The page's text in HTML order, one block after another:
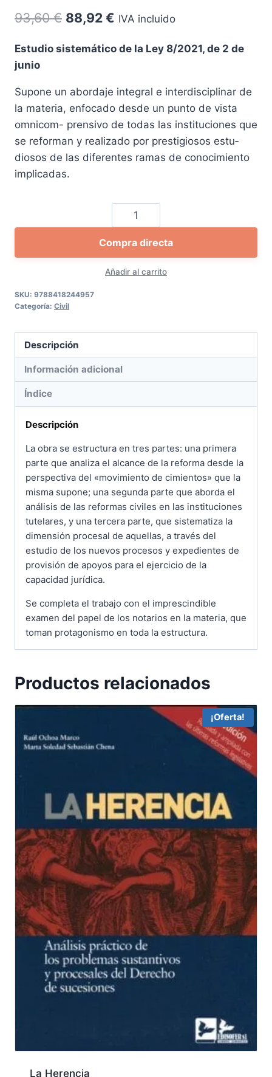
93,60€ El
original
93,60 €.
88,92€ El
actual
88,92 €.
IVA incluido
Estudio sistemático de la Ley 8/2021, de 2 de
junio
Supone un abordaje integral e interdisciplinar de
la materia, enfocado desde un punto de vista
omnicom- prensivo de todas las instituciones que
se reforman y realizado por prestigiosos estu­
diosos de las diferentes ramas de conocimiento
implicadas.
La
reforma
civil
y
procesal
cantidad
Añadir al carrito
Compra directa
SKU: 9788418244957
Categoría: Civil
Descripción
Información adicional
Índice
Descripción
La obra se estructura en tres partes: una primera
parte que analiza el alcance de la reforma desde la
perspectiva del «movimiento de cimientos» que la
misma supone; una segunda parte que aborda el
análisis de las reformas civiles en las instituciones
tutelares, y una tercera parte, que sistematiza la
dimensión procesal de aquellas, a través del
estudio de los nuevos procesos y expedientes de
provisión de apoyos para el ejercicio de la
capacidad jurídica.
Se completa el trabajo con el imprescindible
examen del papel de los notarios en la materia, que
toman protagonismo en toda la estructura.
Productos relacionados
¡Oferta!
La Herencia